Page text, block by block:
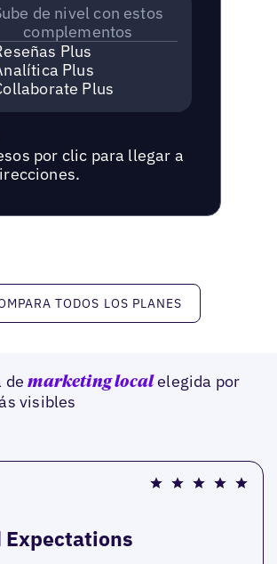
de nivel con estos
complementos
Plus
Plus
Plus
por clic para llegar a
todos los planes
TODOS LOS PLANES
demarketing localelegida por
visibles
Expectations